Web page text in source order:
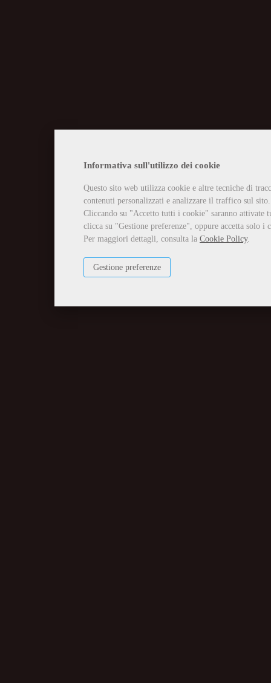
Informativa sull'utilizzo dei cookie
Questo sito web utilizza cookie e altre tecniche di
contenuti personalizzati e analizzare il traffico sul sito.
Cliccando su "Accetto tutti i cookie" saranno attivate
clicca su "Gestione preferenze", oppure accetta solo
Per maggiori dettagli, consulta la Cookie Policy.
Gestione preferenze
CHIUSURA
Vi informiamo che la casa
Tutti gli ordini ricevuti in tali
Per qualsiasi necessità